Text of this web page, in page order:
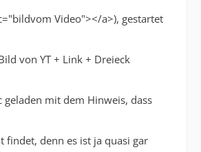
Video"></a>), gestartet
von YT + Link + Dreieck
mit dem Hinweis, dass
findet, denn es ist ja quasi gar